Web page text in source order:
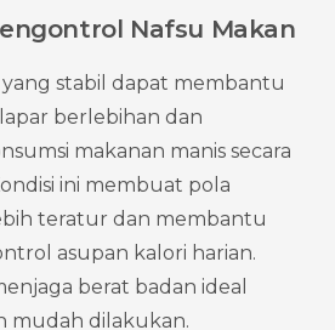
Nafsu Makan
yang stabil dapat membantu
berlebihan dan
makanan manis secara
ini membuat pola
teratur dan membantu
asupan kalori harian.
berat badan ideal
mudah dilakukan.